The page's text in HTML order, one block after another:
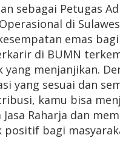
sebagai Petugas
di
emas
di BUMN
yang menjanjikan.
yang sesuai dan
kamu bisa
Raharja dan
positif bagi